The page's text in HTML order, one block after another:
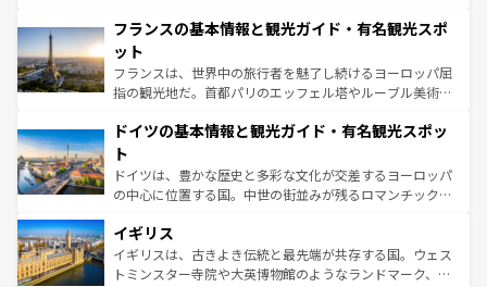
なお、新着のイタリア情報はコンテンツ一覧を参照してほ
しい。
文化が根付くこの国では、情熱的なフラメンコ、熱気あふ
れる闘牛、そして美味しいタパスが生活の一部となってい
る。首都マドリードの洗練された雰囲気や、バルセロナの
アートに溢れた街角から、地方では古代ローマ遺跡や中世
せる。地方によって風土や気候が異なるスペインはその個
ンテンツ一覧 を参照してほしい。
フランスの基本情報と観光ガイド・有名観光スポ
ット
フランスは、世界中の旅行者を魅了し続けるヨーロッパ屈
指の観光地だ。首都パリのエッフェル塔やルーブル美術館
で、幅広い魅力が詰まっている。華麗な宮殿、歴史的な大
聖堂、美しいビーチ、そして豊かな自然が、訪れる者を心
から魅了する。また、フランスは美食の国としても知ら
れ、フランス料理はユネスコ無形文化遺産にも登録されて
香り高いラベンダー畑など、多彩な楽しみ方が可能だ。さ
らに、パリ以外の地域にも魅力が溢れており、どの街角に
も豊かな歴史と文化が息づいている。パリ以外の個性あふ
ドイツの基本情報と観光ガイド・有名観光スポッ
ト
ドイツは、豊かな歴史と多彩な文化が交差するヨーロッパ
の中心に位置する国。中世の街並みが残るロマンチック街
顔を持つこの国は、どこを歩いても飽きることがない。ベ
ルリンの文化的活気、バイエルン州のアルプスの絶景、そ
してライン川沿いのワイン畑といった風景は必見。ビール
イギリス
イギリスは、古きよき伝統と最先端が共存する国。ウェス
トミンスター寺院や大英博物館のようなランドマーク、歴